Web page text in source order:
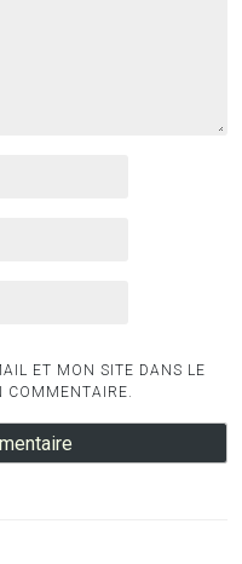
ET MON SITE DANS LE
COMMENTAIRE.